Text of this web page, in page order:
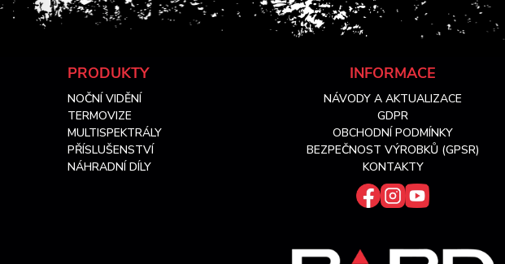
PRODUKTY
NOČNÍ VIDĚNÍ
TERMOVIZE
MULTISPEKTRÁLY
PŘÍSLUŠENSTVÍ
NÁHRADNÍ DÍLY
INFORMACE
NÁVODY A AKTUALIZACE
GDPR
OBCHODNÍ PODMÍNKY
BEZPEČNOST VÝROBKŮ (GPSR)
KONTAKTY